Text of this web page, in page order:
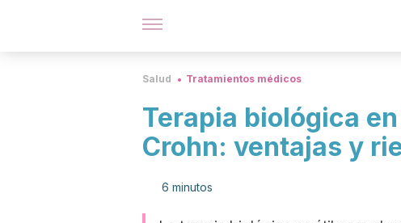
Salud Tratamientos médicos
Terapia biológica
Crohn: ventajas y
6 minutos